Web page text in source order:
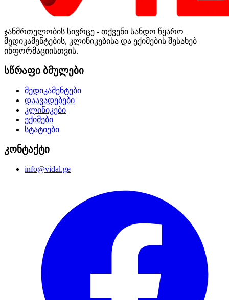
ჯანმრთელობის სივრცე - თქვენი სანდო წყარო
მედიკამენტების, კლინიკებისა და ექიმების შესახებ
ინფორმაციისთვის.
სწრაფი ბმულები
მედიკამენტები
დაავადებები
კლინიკები
ექიმები
სტატიები
კონტაქტი
info@vidal.ge